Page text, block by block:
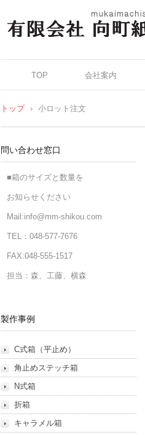
安価格で作れます！―(有)向
TOP 会社案内
トップ › 小ロット注文
問い合わせ窓口
■箱のサイズと数量を
お知らせください
Mail:info@mm-shikou.com
TEL：048-577-7676
FAX:048-555-1517
担当：森、工藤、横森
製作事例
C式箱（平止め）
角止めステッチ箱
N式箱
折箱
キャラメル箱